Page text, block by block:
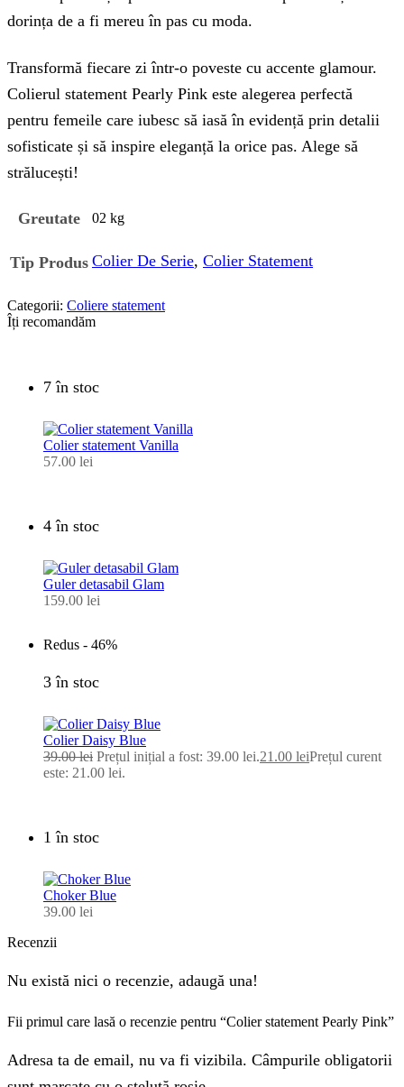
dorința de a fi mereu în pas cu moda.
Transformă fiecare zi într-o poveste cu accente glamour.
Colierul statement Pearly Pink este alegerea perfectă
pentru femeile care iubesc să iasă în evidență prin detalii
sofisticate și să inspire eleganță la orice pas. Alege să
strălucești!
Greutate 02 kg
Tip Produs Colier De Serie, Colier Statement
Categorii: Coliere statement
Îți recomandăm
7 în stoc
Colier statement Vanilla
57.00 lei
4 în stoc
Guler detasabil Glam
159.00 lei
Redus - 46%
3 în stoc
Colier Daisy Blue
39.00lei Prețul inițial a fost: 39.00 lei.21.00 leiPrețul curent
este: 21.00 lei.
1 în stoc
Choker Blue
39.00 lei
Recenzii
Nu există nici o recenzie, adaugă una!
Fii primul care lasă o recenzie pentru “Colier statement Pearly Pink”
Adresa ta de email, nu va fi vizibila. Câmpurile obligatorii